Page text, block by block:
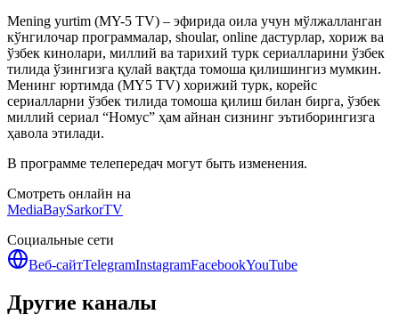
Mening yurtim (MY-5 TV) – эфирида оила учун мўлжалланган
кўнгилочар программалар, shoular, online дастурлар, хориж ва
ўзбек кинолари, миллий ва тарихий турк сериалларини ўзбек
тилида ўзингизга қулай вақтда томоша қилишингиз мумкин.
Менинг юртимда (MY5 TV) хорижий турк, корейс
сериалларни ўзбек тилида томоша қилиш билан бирга, ўзбек
миллий сериал “Номус” ҳам айнан сизнинг эътиборингизга
ҳавола этилади.
В программе телепередач могут быть изменения.
Смотреть онлайн на
MediaBaySarkorTV
Социальные сети
Веб-сайтTelegramInstagramFacebookYouTube
Другие каналы